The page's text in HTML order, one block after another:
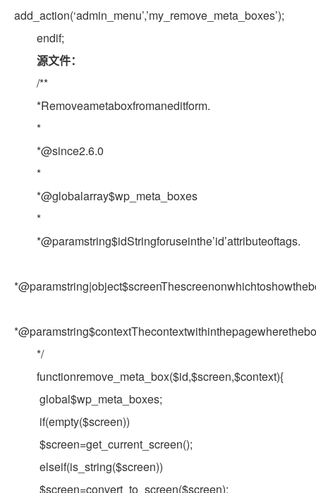
add_action(‘admin_menu’,’my_remove_meta_boxes’);
endif;
源文件：
/**
*Removeametaboxfromaneditform.
*
*@since2.6.0
*
*@globalarray$wp_meta_boxes
*
*@paramstring$idStringforuseinthe’id’attributeoftags.
*/
functionremove_meta_box($id,$screen,$context){
global$wp_meta_boxes;
if(empty($screen))
$screen=get_current_screen();
elseif(is_string($screen))
$screen=convert_to_screen($screen);